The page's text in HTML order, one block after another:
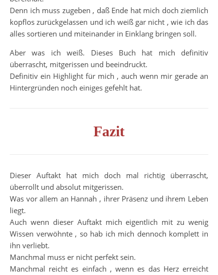
Denn ich muss zugeben , daß Ende hat mich doch ziemlich
kopflos zurückgelassen und ich weiß gar nicht , wie ich das
alles sortieren und miteinander in Einklang bringen soll.
Aber was ich weiß. Dieses Buch hat mich definitiv
überrascht, mitgerissen und beeindruckt.
Definitiv ein Highlight für mich , auch wenn mir gerade an
Hintergründen noch einiges gefehlt hat.
Fazit
Dieser Auftakt hat mich doch mal richtig überrascht,
überrollt und absolut mitgerissen.
Was vor allem an Hannah , ihrer Präsenz und ihrem Leben
liegt.
Auch wenn dieser Auftakt mich eigentlich mit zu wenig
Wissen verwöhnte , so hab ich mich dennoch komplett in
ihn verliebt.
Manchmal muss er nicht perfekt sein.
Manchmal reicht es einfach , wenn es das Herz erreicht